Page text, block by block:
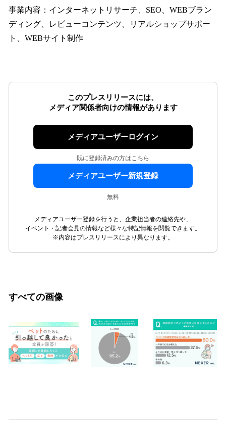
事業内容：インターネットリサーチ、SEO、WEBブラン
ディング、レビューコンテンツ、リアルショップサポー
ト、WEBサイト制作
このプレスリリースには、
メディア関係者向けの情報があります
メディアユーザーログイン
既に登録済みの方はこちら
メディアユーザー新規登録
無料
メディアユーザー登録を行うと、企業担当者の連絡先や、
イベント・記者会見の情報など様々な特記情報を閲覧できます。
※内容はプレスリリースにより異なります。
すべての画像